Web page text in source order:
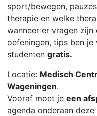
sport/bewegen,
therapie en welke
wanneer er vragen zijn
oefeningen, tips ben
studenten gratis.
Locatie: Medisch
Wageningen.
Vooraf moet je een
agenda onderaan